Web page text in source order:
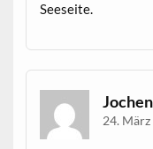
Seeseite.
24.